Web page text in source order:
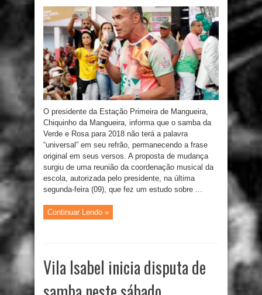
O presidente da Estação Primeira de Mangueira,
Chiquinho da Mangueira, informa que o samba da
Verde e Rosa para 2018 não terá a palavra
“universal” em seu refrão, permanecendo a frase
original em seus versos. A proposta de mudança
surgiu de uma reunião da coordenação musical da
escola, autorizada pelo presidente, na última
segunda-feira (09), que fez um estudo sobre ...
Continuar Lendo »
Vila Isabel inicia disputa de